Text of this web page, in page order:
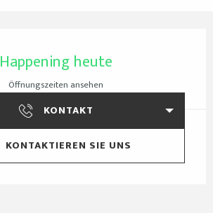
Happening heute
Öffnungszeiten ansehen
KONTAKT
KONTAKTIEREN SIE UNS